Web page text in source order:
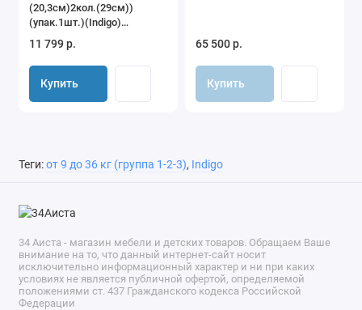
(20,3см)2кол.(29см))
(упак.1шт.)(Indigo)
11 799 р.
Купить
65 500 р.
Купить
Теги:от 9 до 36 кг (группа 1-2-3), Indigo
34 Аиста - магазин мебели и детских товаров. Обращаем Ваше
внимание на то, что данный интернет-сайт носит
исключительно информационный характер и ни при каких
условиях не является публичной офертой, определяемой
положениями ст. 437 Гражданского кодекса Российской
Федерации